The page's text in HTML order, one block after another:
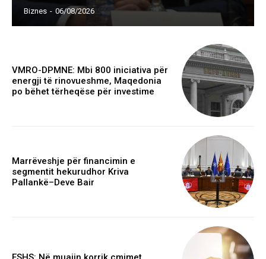
Biznes - 06/08/2026
VMRO-DPMNE: Mbi 800 iniciativa për
energji të rinovueshme, Maqedonia
po bëhet tërheqëse për investime
Marrëveshje për financimin e
segmentit hekurudhor Kriva
Pallankë–Deve Bair